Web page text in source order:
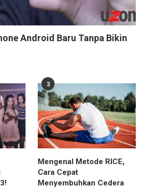
Android Baru Tanpa Bikin
3
Mengenal Metode RICE,
Cara Cepat
Menyembuhkan Cedera